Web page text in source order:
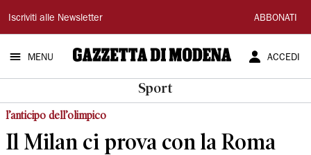
Gazzetta
di
Modena
Iscriviti alle Newsletter ABBONATI
MENU ACCEDI
Sport
l’anticipo dell’olimpico
Il Milan ci prova con la Roma